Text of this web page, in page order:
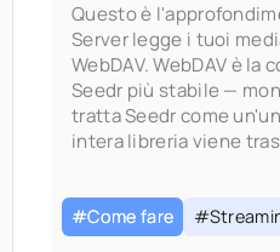
Questo è
Server legge i tuoi
WebDAV. WebDAV è la
Seedr più stabile —
tratta Seedr come
intera libreria viene
Se sei
#Come fare